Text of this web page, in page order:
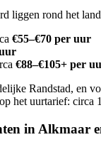
liggen rond het
€55–€70 per uur
€88–€105+ per
Randstad, en
het uurtarief:
in Alkmaar